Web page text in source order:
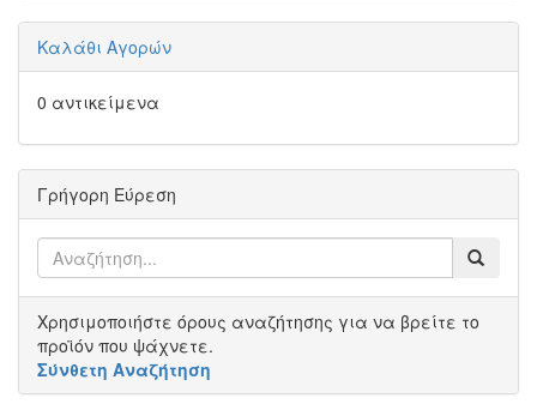
Καλάθι Αγορών
0 αντικείμενα
Γρήγορη Εύρεση
Χρησιμοποιήστε όρους αναζήτησης για να βρείτε το
προϊόν που ψάχνετε.
Σύνθετη Αναζήτηση